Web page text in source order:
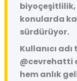
biyoçeşitlilik,
konularda
sürdürüyor.
Kullanıcı
@cevrehatti
hem anlık